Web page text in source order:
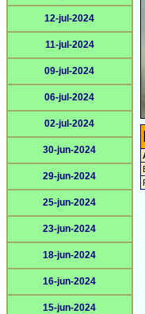
12-jul-2024
11-jul-2024
09-jul-2024
06-jul-2024
02-jul-2024
30-jun-2024
29-jun-2024
25-jun-2024
23-jun-2024
18-jun-2024
16-jun-2024
15-jun-2024